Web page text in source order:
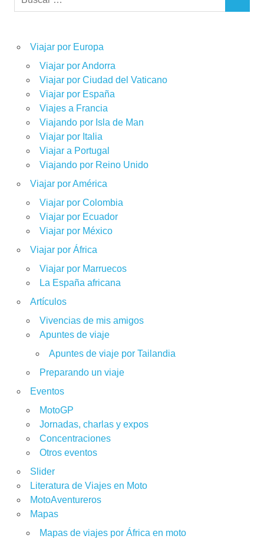
Viajar por Europa
Viajar por Andorra
Viajar por Ciudad del Vaticano
Viajar por España
Viajes a Francia
Viajando por Isla de Man
Viajar por Italia
Viajar a Portugal
Viajando por Reino Unido
Viajar por América
Viajar por Colombia
Viajar por Ecuador
Viajar por México
Viajar por África
Viajar por Marruecos
La España africana
Artículos
Vivencias de mis amigos
Apuntes de viaje
Apuntes de viaje por Tailandia
Preparando un viaje
Eventos
MotoGP
Jornadas, charlas y expos
Concentraciones
Otros eventos
Slider
Literatura de Viajes en Moto
MotoAventureros
Mapas
Mapas de viajes por África en moto